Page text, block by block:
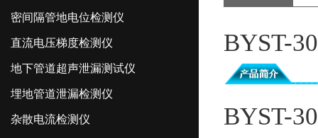
密间隔管地电位检测仪
直流电压梯度检测仪
地下管道超声泄漏测试仪
埋地管道泄漏检测仪
杂散电流检测仪
BYST-
BYST-